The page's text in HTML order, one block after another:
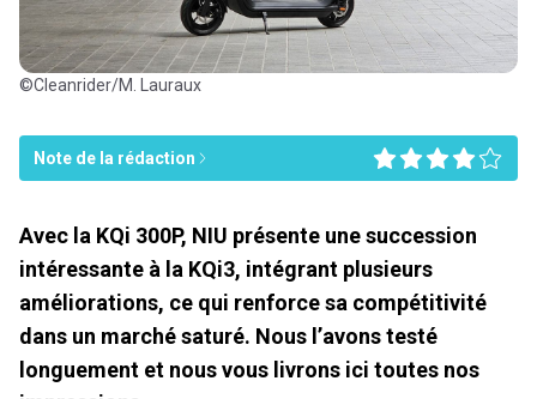
©Cleanrider/M. Lauraux
Note de la rédaction
Avec la KQi 300P, NIU présente une succession
intéressante à la KQi3, intégrant plusieurs
améliorations, ce qui renforce sa compétitivité
dans un marché saturé. Nous l’avons testé
longuement et nous vous livrons ici toutes nos